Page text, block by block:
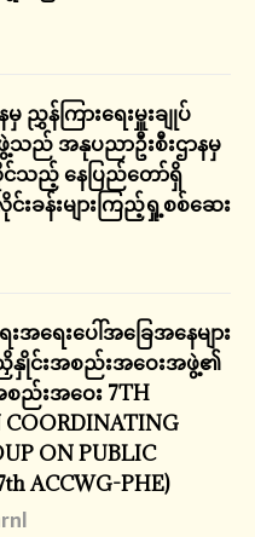
ညွှန်ကြားရေးမှူးချုပ်
သည် အနုပညာဦးစီးဌာနမှ
င်သည့် နေပြည်တော်ရှိ
းခန်းများကြည့်ရှု့စစ်ဆေး
အရေးပေါ်အခြေအနေများ
င်းအစည်းအဝေးအဖွဲ့၏
စည်းအဝေး 7TH
COORDINATING
ON PUBLIC
ACCWG-PHE)